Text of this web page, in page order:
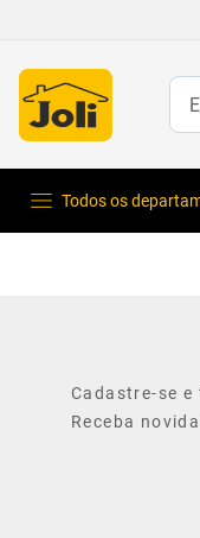
Todos os
Cadastre-se
Receba